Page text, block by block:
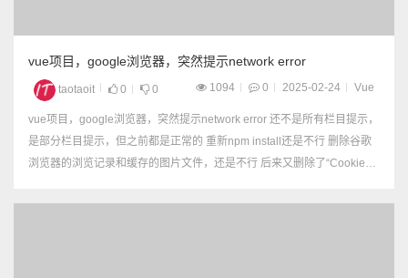
vue项目，google浏览器，突然提示network error
taotaoit 0 0 1094 0 2025-02-24 Vue
vue项目，google浏览器，突然提示network error 还不是所有栏目提示，
是部分栏目提示，但之前都是正常的 重新npm install还是不行 删除谷歌
浏览器的浏览记录和缓存的图片文件，还是不行 后来又删除了“Cookie级